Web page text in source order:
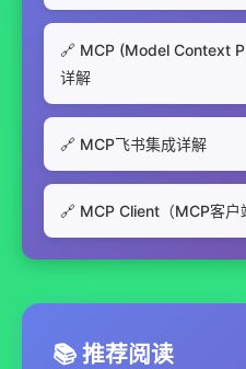
🔗 MCP (Model Context
详解
🔗 MCP飞书集成详解
🔗 MCP Client（MCP客户
📚 推荐阅读